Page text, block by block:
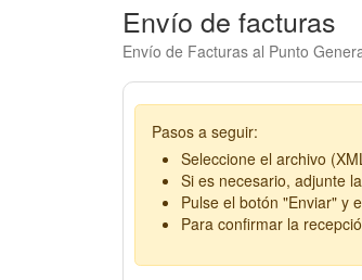
Envío de facturas
Envío de Facturas al Punto
Pasos a seguir:
Seleccione el archivo
Si es necesario, adjunte
Pulse el botón "Enviar" y
Para confirmar la